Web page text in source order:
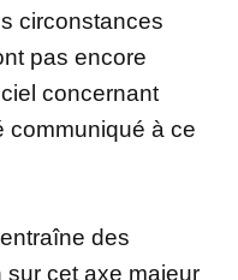
circonstances
pas encore
concernant
communiqué à ce
des
sur cet axe majeur